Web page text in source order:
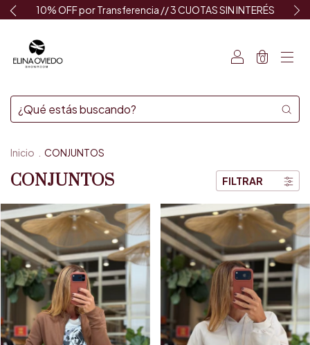
10% OFF por Transferencia // 3 CUOTAS SIN INTERÉS
0
Inicio CONJUNTOS
CONJUNTOS FILTRAR